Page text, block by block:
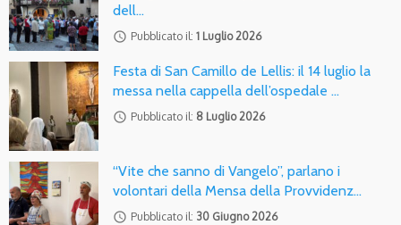
dell…
access_time Pubblicato il: 1 Luglio 2026
Festa di San Camillo de Lellis: il 14 luglio la
messa nella cappella dell’ospedale …
access_time Pubblicato il: 8 Luglio 2026
“Vite che sanno di Vangelo”, parlano i
volontari della Mensa della Provvidenz…
access_time Pubblicato il: 30 Giugno 2026